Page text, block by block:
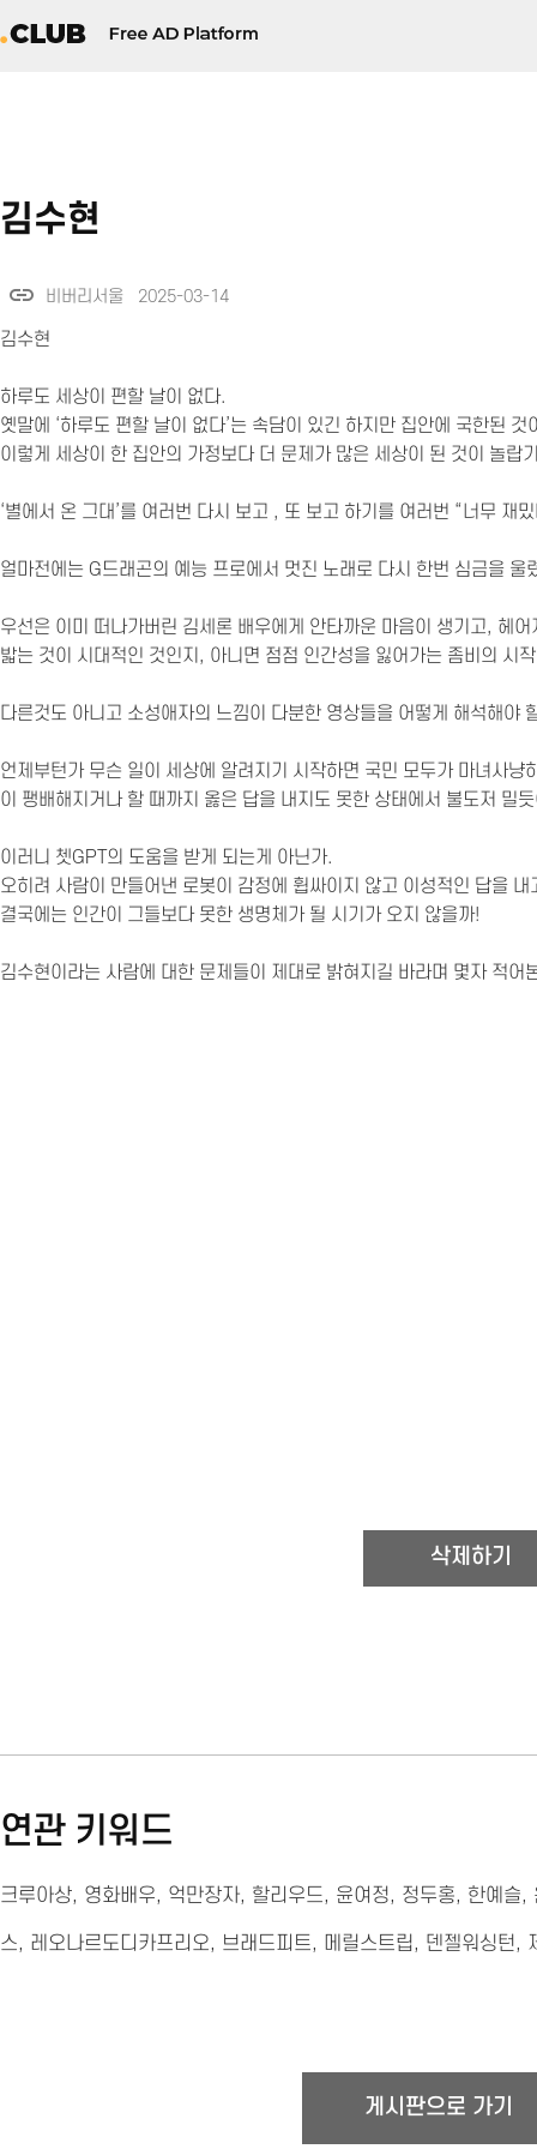
김수현
link 비버리서울 2025-03-14
김수현
하루도 세상이 편할 날이 없다.
옛말에 ‘하루도 편할 날이 없다’는 속담이 있긴 하지만 집안에 국한된 것
이렇게 세상이 한 집안의 가정보다 더 문제가 많은 세상이 된 것이 놀랍
‘별에서 온 그대’를 여러번 다시 보고 , 또 보고 하기를 여러번 “너무
얼마전에는 G드래곤의 예능 프로에서 멋진 노래로 다시 한번 심금을
우선은 이미 떠나가버린 김세론 배우에게 안타까운 마음이 생기고, 헤
밟는 것이 시대적인 것인지, 아니면 점점 인간성을 잃어가는 좀비의 시
다른것도 아니고 소성애자의 느낌이 다분한 영상들을 어떻게 해석해야
언제부턴가 무슨 일이 세상에 알려지기 시작하면 국민 모두가 마녀사
이 팽배해지거나 할 때까지 옳은 답을 내지도 못한 상태에서 불도저 밀
이러니 쳇GPT의 도움을 받게 되는게 아닌가.
오히려 사람이 만들어낸 로봇이 감정에 휩싸이지 않고 이성적인 답을
결국에는 인간이 그들보다 못한 생명체가 될 시기가 오지 않을까!
김수현이라는 사람에 대한 문제들이 제대로 밝혀지길 바라며 몇자 적어
연관 키워드
크루아상, 영화배우, 억만장자, 할리우드, 윤여정, 정두홍, 한예슬,
스, 레오나르도디카프리오, 브래드피트, 메릴스트립, 덴젤워싱턴,